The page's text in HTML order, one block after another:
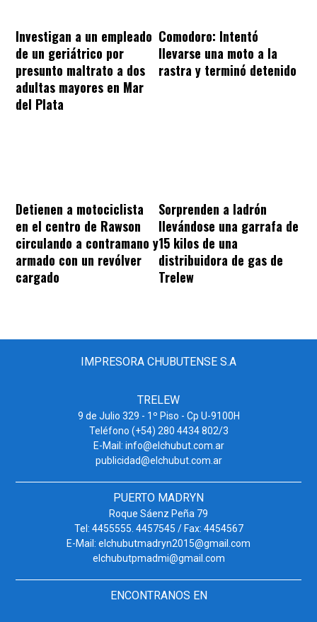
Investigan a un empleado
de un geriátrico por
presunto maltrato a dos
adultas mayores en Mar
del Plata
Comodoro: Intentó
llevarse una moto a la
rastra y terminó detenido
Detienen a motociclista
en el centro de Rawson
circulando a contramano y
armado con un revólver
cargado
Sorprenden a ladrón
llevándose una garrafa de
15 kilos de una
distribuidora de gas de
Trelew
IMPRESORA CHUBUTENSE S.A
TRELEW
9 de Julio 329 - 1º Piso - Cp U-9100H
Teléfono (+54) 280 4434 802/3
E-Mail: info@elchubut.com.ar
publicidad@elchubut.com.ar
PUERTO MADRYN
Roque Sáenz Peña 79
Tel: 4455555. 4457545 / Fax: 4454567
E-Mail: elchubutmadryn2015@gmail.com
elchubutpmadmi@gmail.com
ENCONTRANOS EN